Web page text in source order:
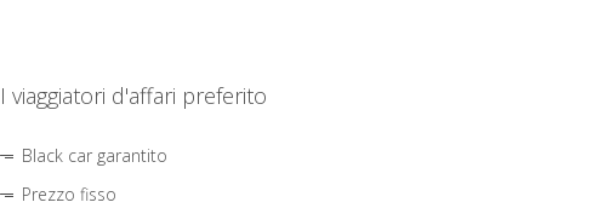
I viaggiatori d'affari preferito
Black car garantito
Prezzo fisso